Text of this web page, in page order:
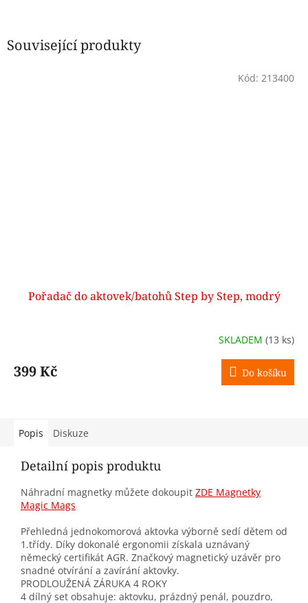
Související produkty
Pořadač do aktovek/batohů Step by Step, modrý
SKLADEM (13 ks)
399 Kč Do košíku
Kód: 213400
Popis Diskuze
Detailní popis produktu
Náhradní magnetky můžete dokoupit ZDE Magnetky
Magic Mags
Přehledná jednokomorová aktovka výborně sedí dětem od
1.třídy. Díky dokonalé ergonomii získala uznávaný
německý certifikát AGR. Značkový magnetický uzávěr pro
snadné otvírání a zavírání aktovky.
PRODLOUŽENÁ ZÁRUKA 4 ROKY
4 dílný set obsahuje: aktovku, prázdný penál, pouzdro,